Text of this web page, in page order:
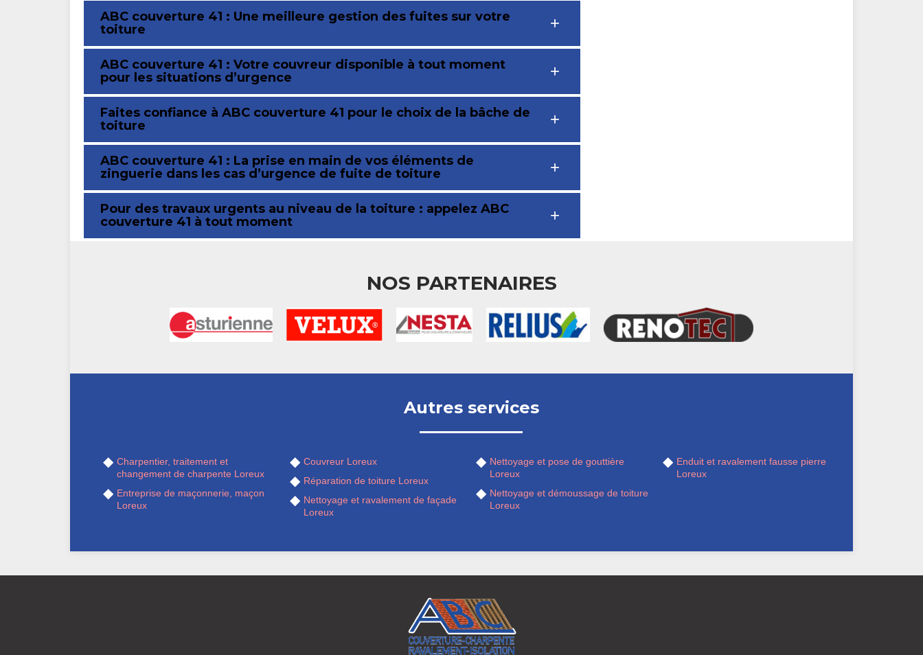
ABC couverture 41 : Une meilleure gestion des fuites sur votre
toiture
ABC couverture 41 : Votre couvreur disponible à tout moment
pour les situations d’urgence
Faites confiance à ABC couverture 41 pour le choix de la bâche de
toiture
ABC couverture 41 : La prise en main de vos éléments de
zinguerie dans les cas d’urgence de fuite de toiture
Pour des travaux urgents au niveau de la toiture : appelez ABC
couverture 41 à tout moment
NOS PARTENAIRES
Autres services
Charpentier, traitement et
changement de charpente Loreux
Entreprise de maçonnerie, maçon
Loreux
Couvreur Loreux
Réparation de toiture Loreux
Nettoyage et ravalement de façade
Loreux
Nettoyage et pose de gouttière
Loreux
Nettoyage et démoussage de toiture
Loreux
Enduit et ravalement fausse pierre
Loreux